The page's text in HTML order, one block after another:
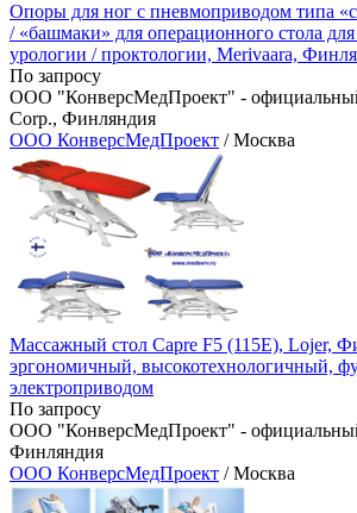
Опоры для ног с пневмоприводом типа
/ «башмаки» для операционного стола
урологии / проктологии, Merivaara,
По запросу
ООО "КонверсМедПроект" -
Corp., Финляндия
ООО КонверсМедПроект / Москва
Массажный стол Capre F5 (115E), Lojer,
эргономичный, высокотехнологичный,
электроприводом
По запросу
ООО "КонверсМедПроект" -
Финляндия
ООО КонверсМедПроект / Москва